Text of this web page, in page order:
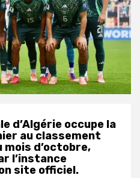
d’Algérie occupe la
au classement
mois d’octobre,
l’instance
site officiel.